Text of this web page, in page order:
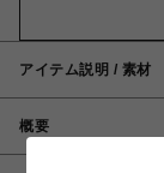
アイテム説明 / 素材
概要